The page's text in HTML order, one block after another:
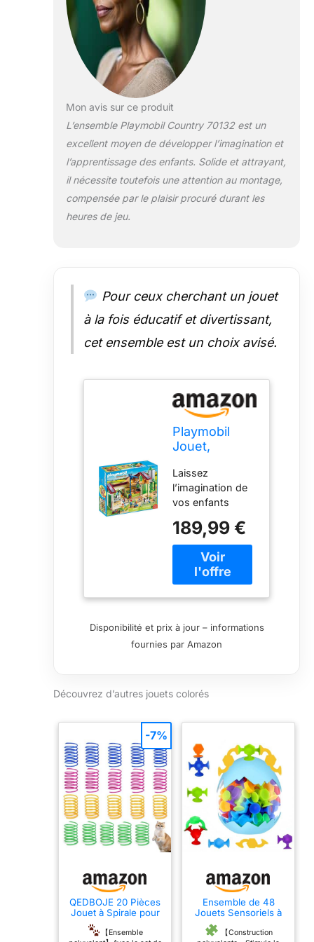
nettoyage des
pièces (sans
autocollants) se
fait simplement
sous l’eau
courante, sans
agents
chimiques. La
notice permet de
monter
facilement les
jouets avec l’aide
des parents.
Mon avis sur ce produit
L’ensemble Playmobil Country 70132 est un
excellent moyen de développer l’imagination et
l’apprentissage des enfants. Solide et attrayant,
il nécessite toutefois une attention au montage,
compensée par le plaisir procuré durant les
heures de jeu.
Pour ceux cherchant un jouet
à la fois éducatif et divertissant,
cet ensemble est un choix avisé.
Playmobil
Jouet,
50 x 29 cm
Laissez
l’imagination de
vos enfants
un monde de
créativité sans
limites ! Conçus
spécialement
taille adaptée à
leur âge, alliant
Découvrez
haute qualité et le
de nos jouets
assurent des
aventures
durables. Le
nettoyage des
pièces (sans
autocollants) se
courante, sans
recours à des
agents
chimiques. La
189,99 €
Disponibilité et prix à jour – informations
fournies par Amazon
Découvrez d’autres jouets colorés
QEDBOJE 20 Pièces
Jouet à Spirale pour
Chat, Jouet à
Ressort Pliable en
【Ensemble
-7%
Ensemble de 48
Jouets Sensoriels à
Ventouse avec
Rangement Œuf de
【Construction